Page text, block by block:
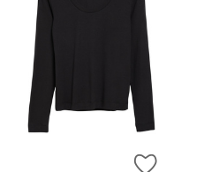
WUNSCHLISTE HINZUFÜGEN
ZUR